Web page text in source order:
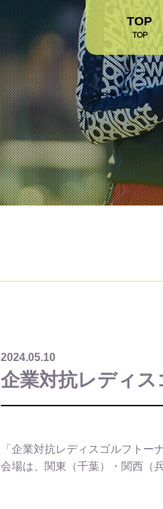
TOP
TOP
2024.05.10
企業対抗レディ
「企業対抗レディスゴルフトー
会場は、関東（千葉）・関西（